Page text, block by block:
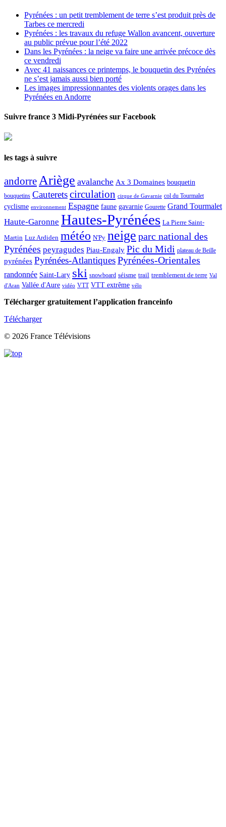
Pyrénées : un petit tremblement de terre s’est produit près de
Tarbes ce mercredi
Pyrénées : les travaux du refuge Wallon avancent, ouverture
au public prévue pour l’été 2022
Dans les Pyrénées : la neige va faire une arrivée précoce dès
ce vendredi
Avec 41 naissances ce printemps, le bouquetin des Pyrénées
ne s’est jamais aussi bien porté
Les images impressionnantes des violents orages dans les
Pyrénées en Andorre
Suivre france 3 Midi-Pyrénées sur Facebook
les tags à suivre
andorreAriège avalanche Ax 3 Domaines bouquetin
bouquetins Cauteretscirculation cirque de Gavarnie col du Tourmalet
cyclisme environnement Espagne faune gavarnie Gourette Grand Tourmalet
Haute-Garonne Hautes-Pyrénées La Pierre Saint-
Martin Luz Ardiden météo N'Py neige parc national des
Pyrénées peyragudes Piau-Engaly Pic du Midi plateau de Beille
pyrénées Pyrénées-AtlantiquesPyrénées-Orientales
randonnée Saint-Lary ski snowboard séisme trail tremblement de terre Val
d'Aran Vallée d'Aure vidéo VTT VTT extrême vélo
Télécharger gratuitement l’application franceinfo
Télécharger
© 2026 France Télévisions